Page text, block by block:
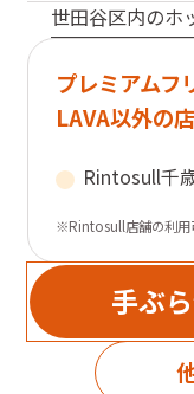
世田谷区内のホ
プレミアムフ
LAVA以外の
Rintosull千
※Rintosull店舗の利用
手ぶ